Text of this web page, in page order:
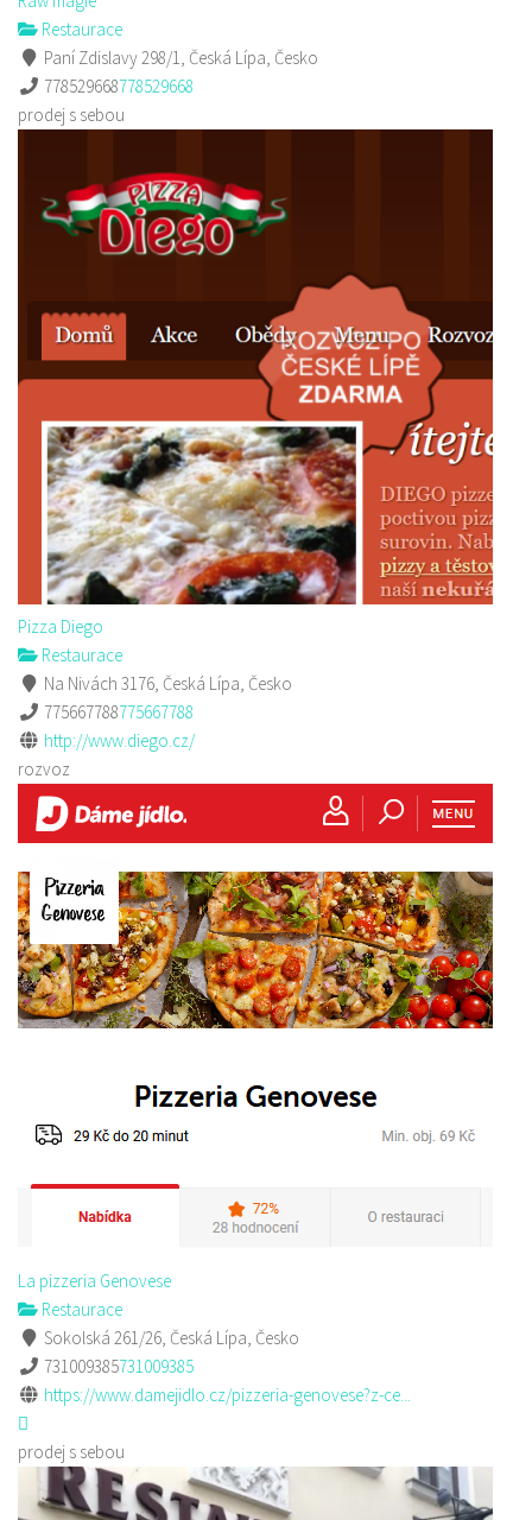
Restaurace
Paní Zdislavy 298/1, Česká Lípa, Česko
778529668778529668
prodej s sebou
Pizza Diego
Restaurace
Na Nivách 3176, Česká Lípa, Česko
775667788775667788
http://www.diego.cz/
rozvoz
La pizzeria Genovese
Restaurace
Sokolská 261/26, Česká Lípa, Česko
731009385731009385
https://www.damejidlo.cz/pizzeria-genovese?z-ce...
prodej s sebou